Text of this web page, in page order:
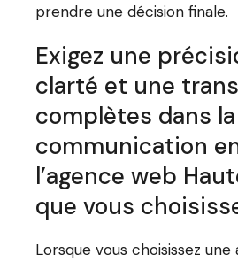
prendre une décision finale.
Exigez une
clarté et une
complètes dans la
communication
l’agence web
que vous
Lorsque vous choisissez